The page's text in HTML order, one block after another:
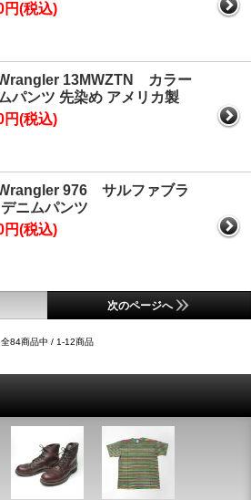
円(税込)
13MWZTN カラー
パンツ 先染め アメリカ製
円(税込)
976 サルファブラ
ニムパンツ
円(税込)
次のページへ
全84商品中 / 1-12商品